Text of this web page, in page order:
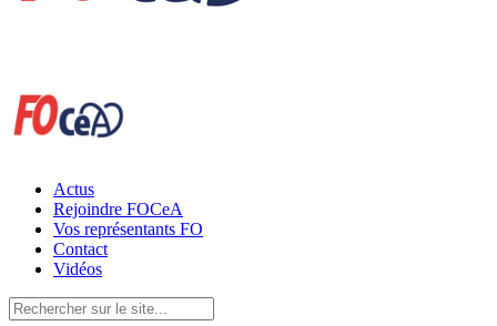
Actus
Rejoindre FOCeA
Vos représentants FO
Contact
Vidéos